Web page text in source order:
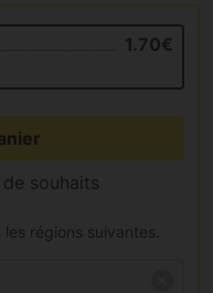
1.70€
souhaits
régions suivantes.